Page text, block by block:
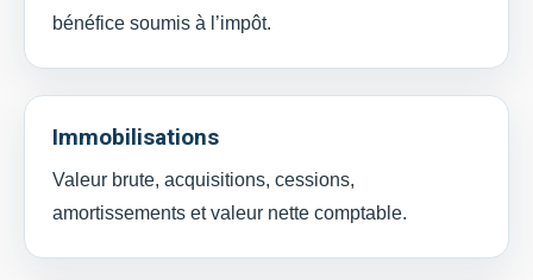
bénéfice soumis à l’impôt.
Immobilisations
Valeur brute, acquisitions, cessions,
amortissements et valeur nette comptable.